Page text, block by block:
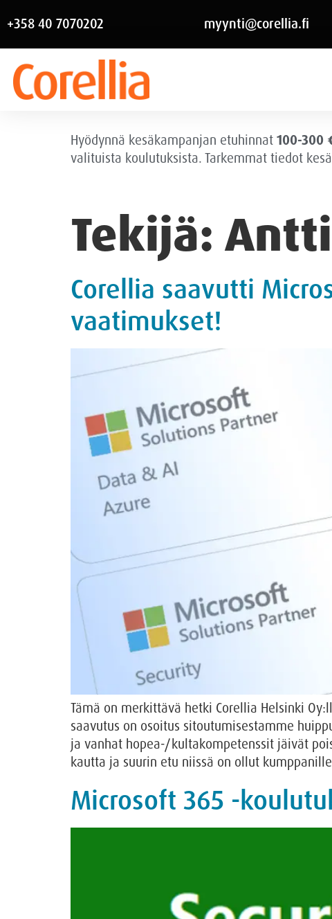
+358 40 7070202 myynti@corellia.fi
Hyödynnä kesäkampanjan etuhinnat 100-300
valituista koulutuksista. Tarkemmat tiedot
Tekijä:
Corellia saavutti
vaatimukset!
Tämä on merkittävä hetki Corellia Helsinki
saavutus on osoitus sitoutumisestamme
ja vanhat hopea-/kultakompetenssit jäivät
kautta ja suurin etu niissä on ollut
Microsoft 365 -